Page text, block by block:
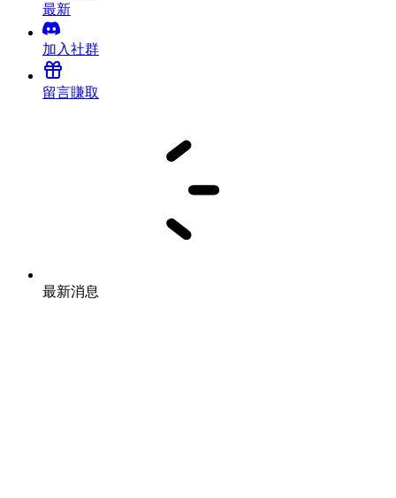
最新
加入社群
留言賺取
最新消息